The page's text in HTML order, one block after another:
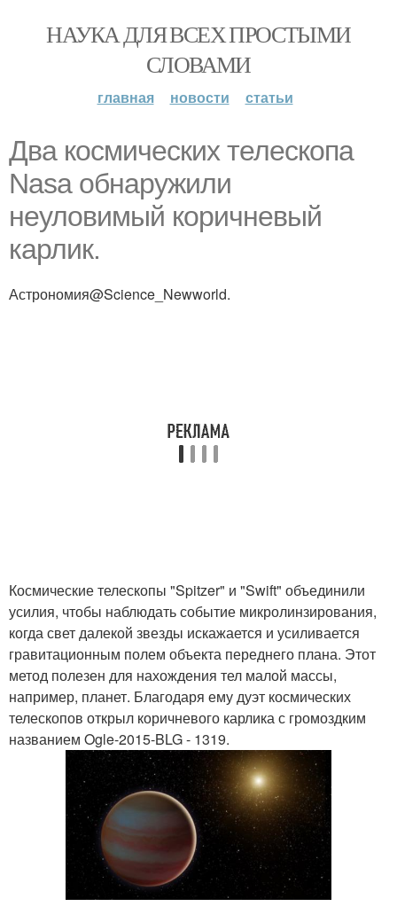
НАУКА ДЛЯ ВСЕХ ПРОСТЫМИ
СЛОВАМИ
главная новости статьи
Два космических телескопа
Nasa обнаружили
неуловимый коричневый
карлик.
Астрономия@Science_Newworld.
Космические телескопы "Spitzer" и "Swift" объединили
усилия, чтобы наблюдать событие микролинзирования,
когда свет далекой звезды искажается и усиливается
гравитационным полем объекта переднего плана. Этот
метод полезен для нахождения тел малой массы,
например, планет. Благодаря ему дуэт космических
телескопов открыл коричневого карлика с громоздким
названием Ogle-2015-BLG - 1319.